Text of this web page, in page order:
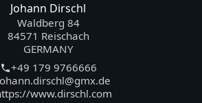
Johann Dirschl
Waldberg 84
84571 Reischach
GERMANY
+49 179 9766666
www.dirschl.com